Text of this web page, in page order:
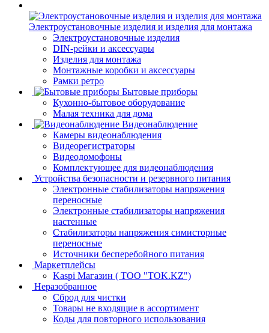
Электроустановочные изделия и изделия для монтажа
Электроустановочные изделия
DIN-рейки и аксессуары
Изделия для монтажа
Монтажные коробки и аксессуары
Рамки ретро
Бытовые приборы
Кухонно-бытовое оборудование
Малая техника для дома
Видеонаблюдение
Камеры видеонаблюдения
Видеорегистраторы
Видеодомофоны
Комплектующее для видеонаблюдения
Устройства безопасности и резервного питания
Электронные стабилизаторы напряжения
переносные
Электронные стабилизаторы напряжения
настенные
Стабилизаторы напряжения симисторные
переносные
Источники бесперебойного питания
Маркетплейсы
Kaspi Магазин ( ТОО "TOK.KZ")
Неразобранное
Сброд для чистки
Товары не входящие в ассортимент
Коды для повторного использования